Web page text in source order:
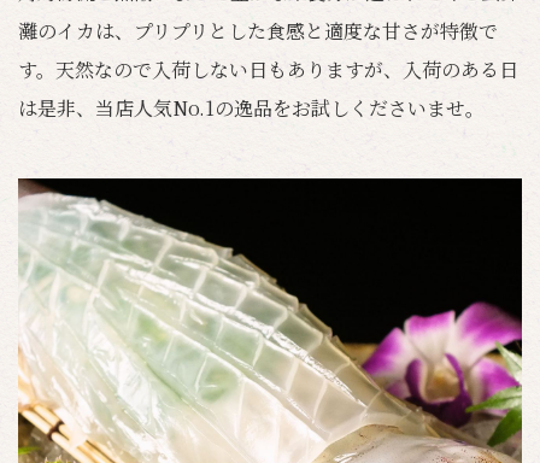
灘のイカは、プリプリとした食感と適度な甘さが特徴で
す。天然なので入荷しない日もありますが、入荷のある日
は是非、当店人気No.1の逸品をお試しくださいませ。